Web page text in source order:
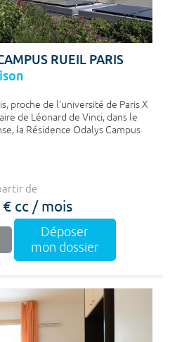
RUEIL PARIS
proche de l'université de Paris X
de Léonard de Vinci, dans le
la Résidence Odalys Campus
de
cc / mois
Déposer
mon dossier